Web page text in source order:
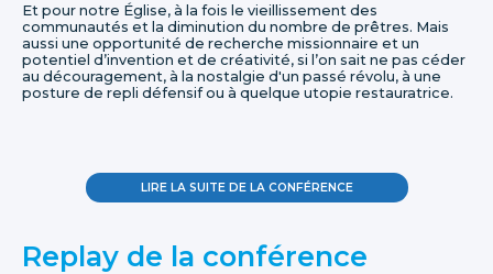
Et pour notre Église, à la fois le vieillissement des
communautés et la diminution du nombre de prêtres. Mais
aussi une opportunité de recherche missionnaire et un
potentiel d’invention et de créativité, si l’on sait ne pas céder
au découragement, à la nostalgie d'un passé révolu, à une
posture de repli défensif ou à quelque utopie restauratrice.
LIRE LA SUITE DE LA CONFÉRENCE
Replay de la conférence